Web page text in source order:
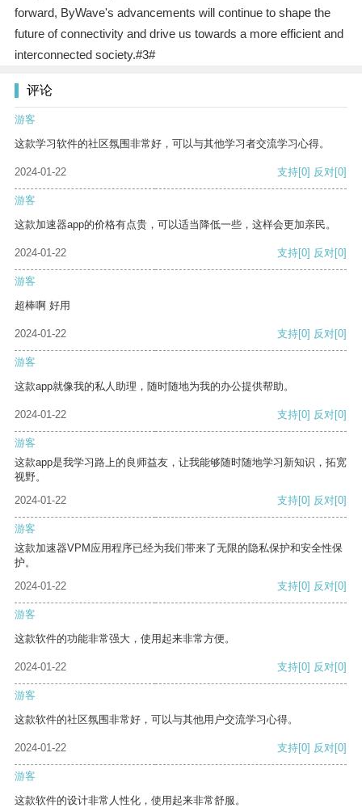
forward, ByWave's advancements will continue to shape the
future of connectivity and drive us towards a more efficient and
interconnected society.#3#
评论
游客
这款学习软件的社区氛围非常好，可以与其他学习者交流学习心得。
2024-01-22 支持[0] 反对[0]
游客
这款加速器app的价格有点贵，可以适当降低一些，这样会更加亲民。
2024-01-22 支持[0] 反对[0]
游客
超棒啊 好用
2024-01-22 支持[0] 反对[0]
游客
这款app就像我的私人助理，随时随地为我的办公提供帮助。
2024-01-22 支持[0] 反对[0]
游客
这款app是我学习路上的良师益友，让我能够随时随地学习新知识，拓宽
视野。
2024-01-22
支持[0] 反对[0]
游客
这款加速器VPM应用程序已经为我们带来了无限的隐私保护和安全性保
护。
2024-01-22
支持[0] 反对[0]
游客
这款软件的功能非常强大，使用起来非常方便。
2024-01-22 支持[0] 反对[0]
游客
这款软件的社区氛围非常好，可以与其他用户交流学习心得。
2024-01-22 支持[0] 反对[0]
游客
这款软件的设计非常人性化，使用起来非常舒服。